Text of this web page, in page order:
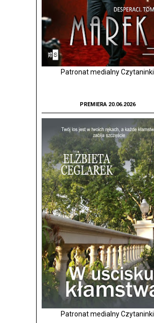
Patronat medialny Czytaninki
PREMIERA 20.06.2026
Patronat medialny Czytaninki